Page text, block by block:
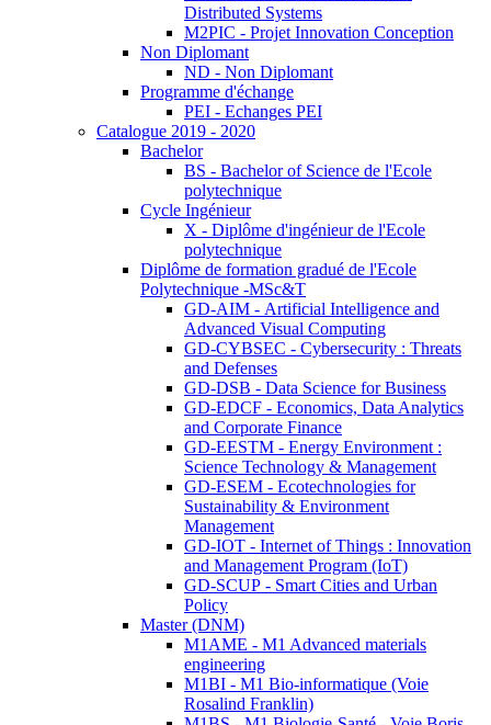
Distributed Systems
M2PIC - Projet Innovation Conception
Non Diplomant
ND - Non Diplomant
Programme d'échange
PEI - Echanges PEI
Catalogue 2019 - 2020
Bachelor
BS - Bachelor of Science de l'Ecole
polytechnique
Cycle Ingénieur
X - Diplôme d'ingénieur de l'Ecole
polytechnique
Diplôme de formation gradué de l'Ecole
Polytechnique -MSc&T
GD-AIM - Artificial Intelligence and
Advanced Visual Computing
GD-CYBSEC - Cybersecurity : Threats
and Defenses
GD-DSB - Data Science for Business
GD-EDCF - Economics, Data Analytics
and Corporate Finance
GD-EESTM - Energy Environment :
Science Technology & Management
GD-ESEM - Ecotechnologies for
Sustainability & Environment
Management
GD-IOT - Internet of Things : Innovation
and Management Program (IoT)
GD-SCUP - Smart Cities and Urban
Policy
Master (DNM)
M1AME - M1 Advanced materials
engineering
M1BI - M1 Bio-informatique (Voie
Rosalind Franklin)